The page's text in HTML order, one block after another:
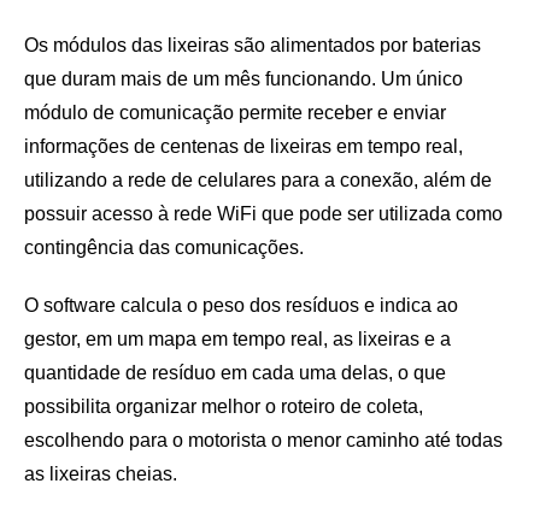
Os módulos das lixeiras são alimentados por baterias
que duram mais de um mês funcionando. Um único
módulo de comunicação permite receber e enviar
informações de centenas de lixeiras em tempo real,
utilizando a rede de celulares para a conexão, além de
possuir acesso à rede WiFi que pode ser utilizada como
contingência das comunicações.
O software calcula o peso dos resíduos e indica ao
gestor, em um mapa em tempo real, as lixeiras e a
quantidade de resíduo em cada uma delas, o que
possibilita organizar melhor o roteiro de coleta,
escolhendo para o motorista o menor caminho até todas
as lixeiras cheias.